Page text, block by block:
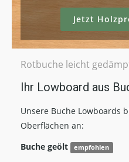
Jetzt
Rotbuche leicht
Ihr Lowboard aus
Unsere Buche Lowboards
Oberflächen an:
Buche geölt
empfohlen